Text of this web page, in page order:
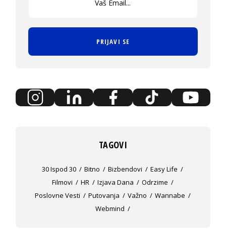
PRIJAVI SE
TAGOVI
30 Ispod 30 Bitno Bizbendovi
Easy Life
Filmovi
HR Izjava Dana
Odrzime
Poslovne Vesti
Putovanja Važno
Wannabe
Webmind